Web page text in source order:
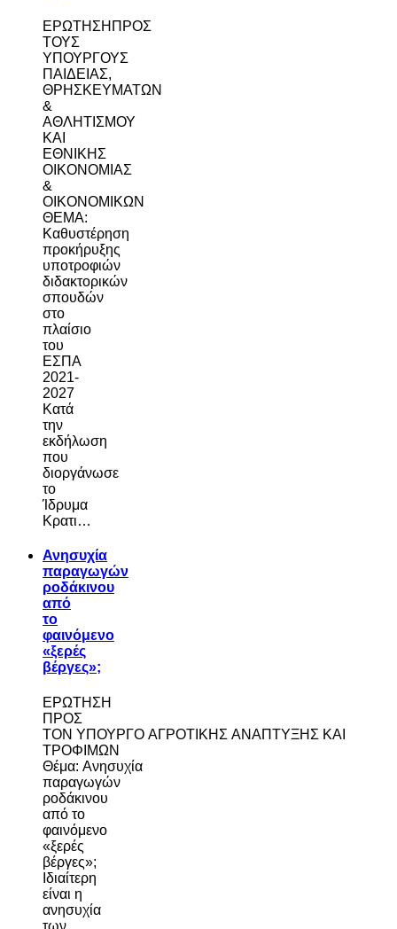
ΕΡΩΤΗΣΗΠΡΟΣ
ΤΟΥΣ
ΥΠΟΥΡΓΟΥΣ
ΠΑΙΔΕΙΑΣ,
ΘΡΗΣΚΕΥΜΑΤΩΝ
&
ΑΘΛΗΤΙΣΜΟΥ
ΚΑΙ
ΕΘΝΙΚΗΣ
ΟΙΚΟΝΟΜΙΑΣ
&
ΟΙΚΟΝΟΜΙΚΩΝ
ΘΕΜΑ:
Καθυστέρηση
προκήρυξης
υποτροφιών
διδακτορικών
σπουδών
στο
πλαίσιο
του
ΕΣΠΑ
2021-
2027
Κατά
την
εκδήλωση
που
διοργάνωσε
το
Ίδρυμα
Κρατι…
Ανησυχία
παραγωγών
ροδάκινου
από
το
φαινόμενο
«ξερές
βέργες»;
ΕΡΩΤΗΣΗ
ΠΡΟΣ
ΤΟΝ ΥΠΟΥΡΓΟ ΑΓΡΟΤΙΚΗΣ ΑΝΑΠΤΥΞΗΣ ΚΑΙ
ΤΡΟΦΙΜΩΝ
Θέμα: Ανησυχία
παραγωγών
ροδάκινου
από το
φαινόμενο
«ξερές
βέργες»;
Ιδιαίτερη
είναι η
ανησυχία
των